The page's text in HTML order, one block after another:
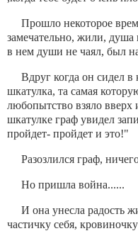
Прошло некоторое
замечательно, жили,
в нем души не чаял, был
Вдруг когда он сидел в
шкатулка, та самая
любопытство взяло
шкатулке граф увидел
пройдет- пройдет и это!"
Разозлился граф,
Но пришла война......
И она унесла радость
частичку себя,